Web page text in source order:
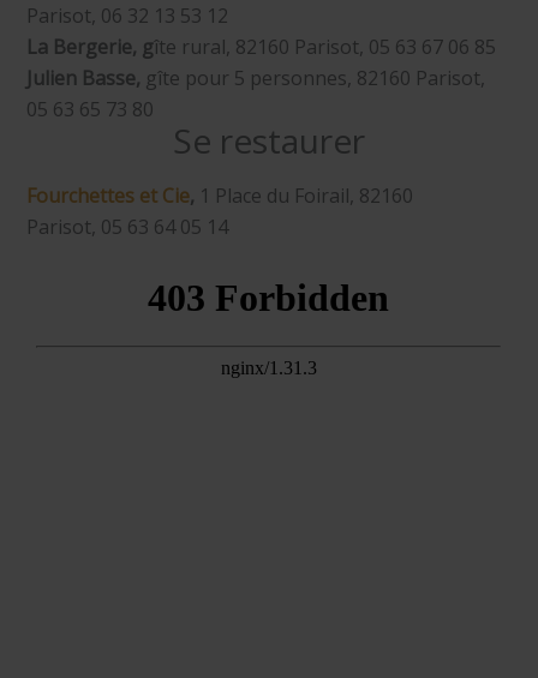
Parisot, 06 32 13 53 12
La Bergerie, gîte rural, 82160 Parisot, 05 63 67 06 85​
Julien Basse, gîte pour 5 personnes, 82160 Parisot,
05 63 65 73 80​
Se restaurer
Fourchettes et Cie, 1 Place du Foirail, 82160
Parisot, 05 63 64 05 14